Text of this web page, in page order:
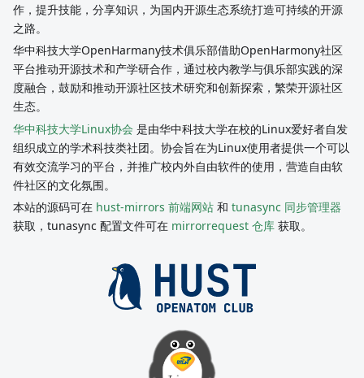
作，提升技能，分享知识，为国内开源生态系统打造可持续的开源
之路。
华中科技大学OpenHarmany技术俱乐部借助OpenHarmony社区
平台推动开源技术和产学研合作，通过校内教学与俱乐部实践的深
度融合，鼓励和推动开源社区技术研究和创新探索，繁荣开源社区
生态。
华中科技大学Linux协会 是由华中科技大学在校的Linux爱好者自发
组织成立的学术科技类社团。协会旨在为Linux使用者提供一个可以
有效交流学习的平台，并推广校内外自由软件的使用，营造自由软
件社区的文化氛围。
本站的源码可在 hust-mirrors 前端网站 和 tunasync 同步管理器
获取，tunasync 配置文件可在 mirrorrequest 仓库 获取。